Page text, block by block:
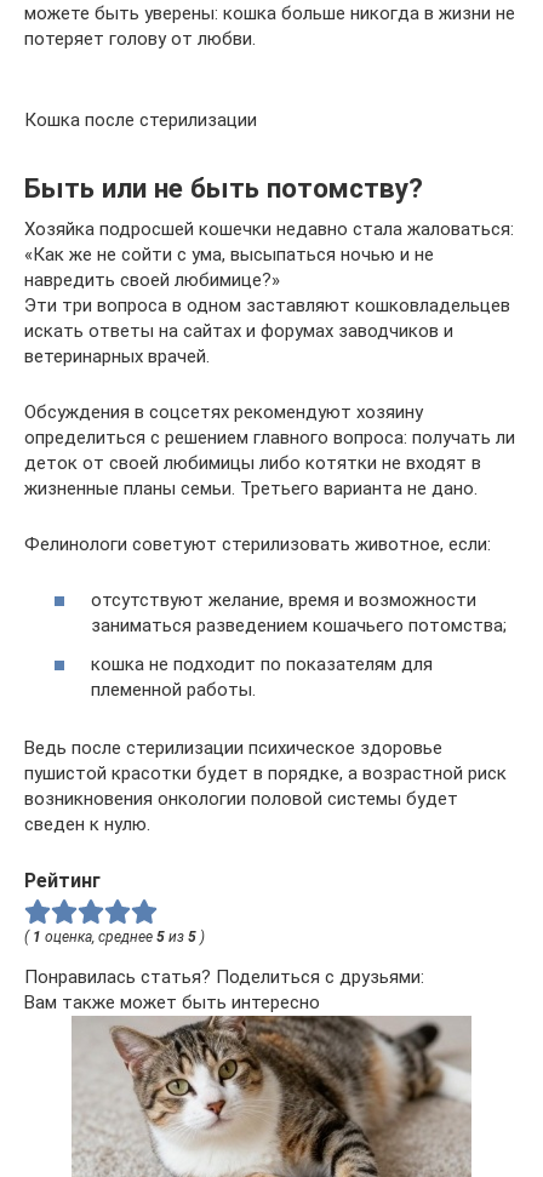
можете быть уверены: кошка больше никогда в жизни не
потеряет голову от любви.
Кошка после стерилизации
Быть или не быть потомству?
Хозяйка подросшей кошечки недавно стала жаловаться:
«Как же не сойти с ума, высыпаться ночью и не
навредить своей любимице?»
Эти три вопроса в одном заставляют кошковладельцев
искать ответы на сайтах и форумах заводчиков и
ветеринарных врачей.
Обсуждения в соцсетях рекомендуют хозяину
определиться с решением главного вопроса: получать ли
деток от своей любимицы либо котятки не входят в
жизненные планы семьи. Третьего варианта не дано.
Фелинологи советуют стерилизовать животное, если:
отсутствуют желание, время и возможности
заниматься разведением кошачьего потомства;
кошка не подходит по показателям для
племенной работы.
Ведь после стерилизации психическое здоровье
пушистой красотки будет в порядке, а возрастной риск
возникновения онкологии половой системы будет
сведен к нулю.
Рейтинг
( 1 оценка, среднее 5 из 5 )
Понравилась статья? Поделиться с друзьями:
Вам также может быть интересно